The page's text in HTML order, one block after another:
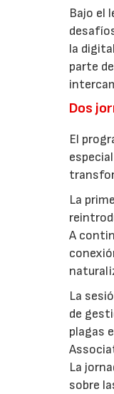
Bajo el
la
parte
Dos
El
La
A
La
de
plagas
La
sobre